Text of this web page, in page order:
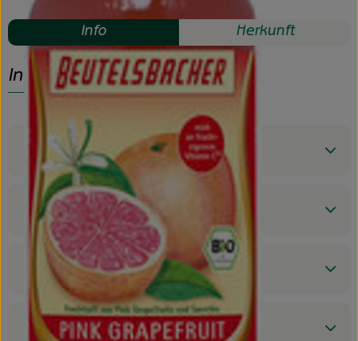
Info Herkunft
Info
Produktinformationen
Zutaten
Nährwert-Info
Produktdatenblatt